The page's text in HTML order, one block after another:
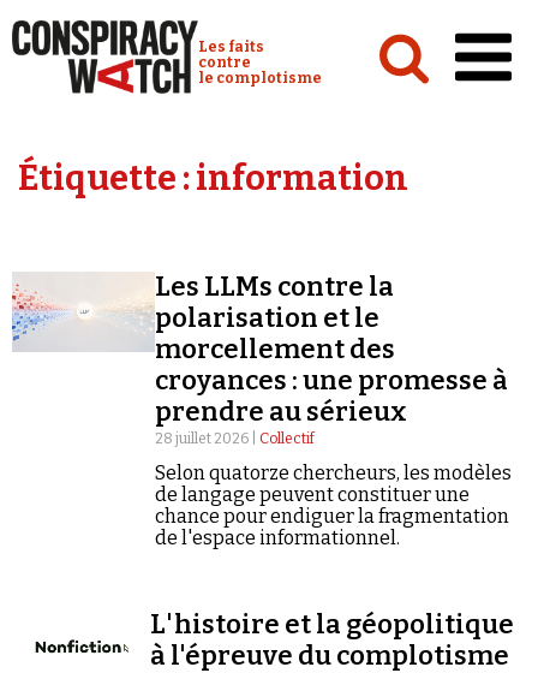
Conspiracy Watch :
Les faits
contre
le complotisme
Analyses
Vidéos
Émissions
Revues de presse
Newsletter
Étiquette :information
Les LLMs contre la
polarisation et le
morcellement des
croyances : une promesse à
prendre au sérieux
28 juillet 2026 | Collectif
Selon quatorze chercheurs, les modèles
de langage peuvent constituer une
chance pour endiguer la fragmentation
de l'espace informationnel.
L'histoire et la géopolitique
à l'épreuve du complotisme